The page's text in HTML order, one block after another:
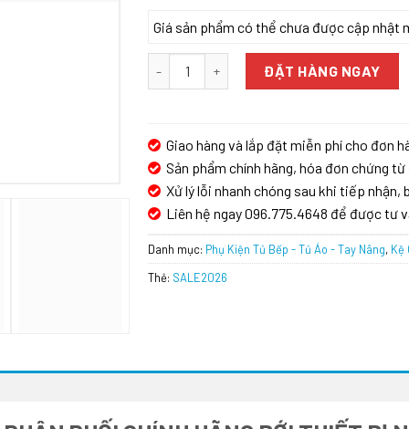
Giá sản phẩm có thể chưa được cập nhật
Giá gia vị GrandX XS.45T số lượng
ĐẶT HÀNG NGAY
Giao hàng và lắp đặt miễn phí cho đơn
Sản phẩm chính hãng, hóa đơn chứng từ
Xử lý lỗi nhanh chóng sau khi tiếp nhận,
Liên hệ ngay 096.775.4648 để được tư
Danh mục: Phụ Kiện Tủ Bếp - Tủ Áo - Tay Nâng, Kệ
Thẻ: SALE2026